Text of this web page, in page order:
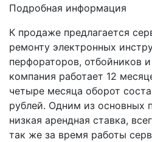
Подробная информация
К продаже предлагается
ремонту электронных
перфораторов, отбойников
компания работает 12
четыре месяца оборот
рублей. Одним из основных
низкая арендная ставка,
так же за время работы